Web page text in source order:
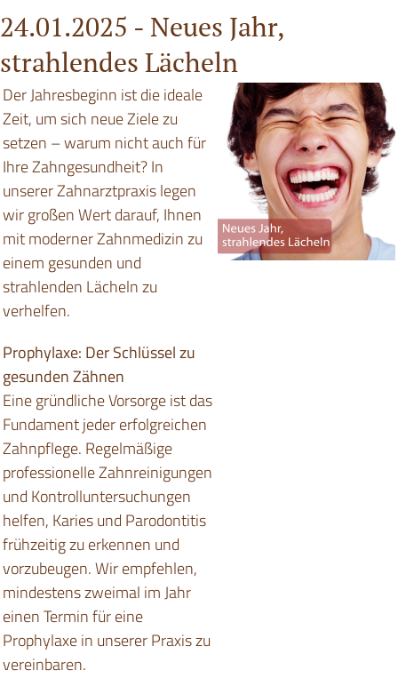
24.01.2025 - Neues Jahr,
strahlendes Lächeln
Der Jahresbeginn ist die ideale
Zeit, um sich neue Ziele zu
setzen – warum nicht auch für
Ihre Zahngesundheit? In
unserer Zahnarztpraxis legen
wir großen Wert darauf, Ihnen
mit moderner Zahnmedizin zu
einem gesunden und
strahlenden Lächeln zu
verhelfen.
Prophylaxe: Der Schlüssel zu
gesunden Zähnen
Eine gründliche Vorsorge ist das
Fundament jeder erfolgreichen
Zahnpflege. Regelmäßige
professionelle Zahnreinigungen
und Kontrolluntersuchungen
helfen, Karies und Parodontitis
frühzeitig zu erkennen und
vorzubeugen. Wir empfehlen,
mindestens zweimal im Jahr
einen Termin für eine
Prophylaxe in unserer Praxis zu
vereinbaren.